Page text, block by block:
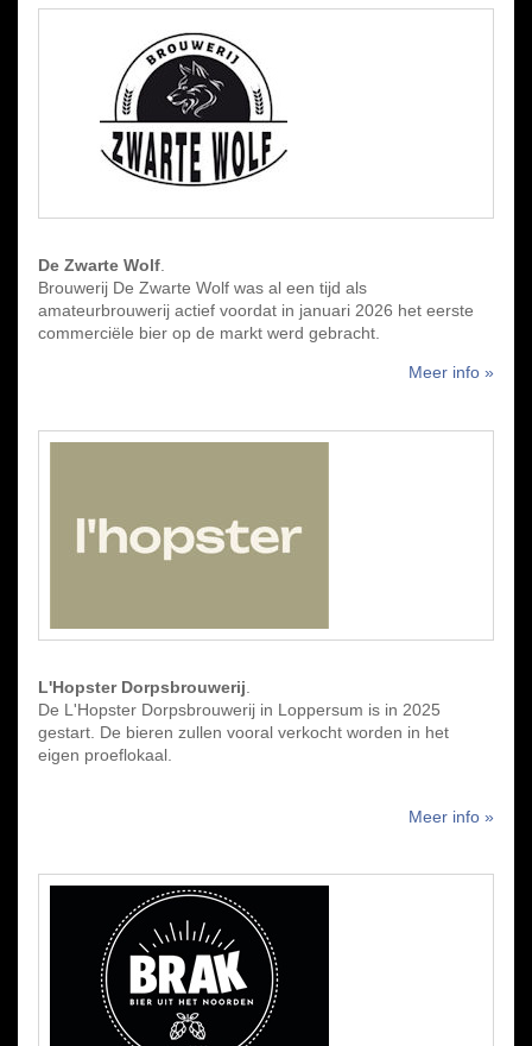
De Zwarte Wolf.
Brouwerij De Zwarte Wolf was al een tijd als
amateurbrouwerij actief voordat in januari 2026 het eerste
commerciële bier op de markt werd gebracht.
Meer info »
L'Hopster Dorpsbrouwerij
De L'Hopster Dorpsbrouwerij in Loppersum is in 2025
gestart. De bieren zullen vooral verkocht worden in het
eigen proeflokaal.
Meer info »